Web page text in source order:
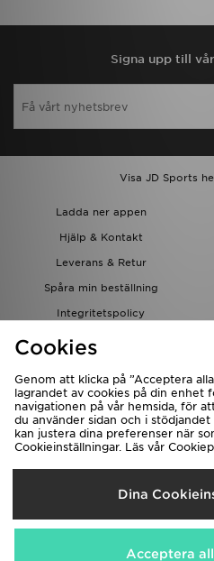
Signa upp till
Visa JD Sports
Ladda ner appen
Hjälp & Kontakt
Leverans & Retur
Spåra min beställning
Integritetspolicy
JD-bloggen
Sverige
Vi accepterar
Cookies
Genom att klicka på ”Acceptera
lagrandet av cookies på din enhet
navigationen på vår hemsida, för
du använder sidan och i
kan justera dina preferenser när
Cookieinställningar. Läs vår
Dina
Acceptera